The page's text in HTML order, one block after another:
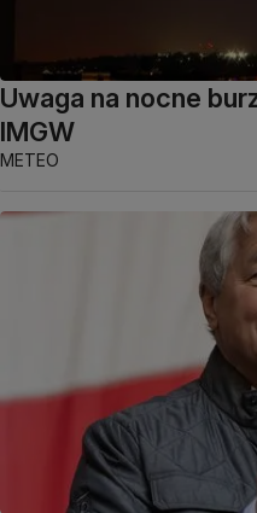
Uwaga na nocne
IMGW
METEO